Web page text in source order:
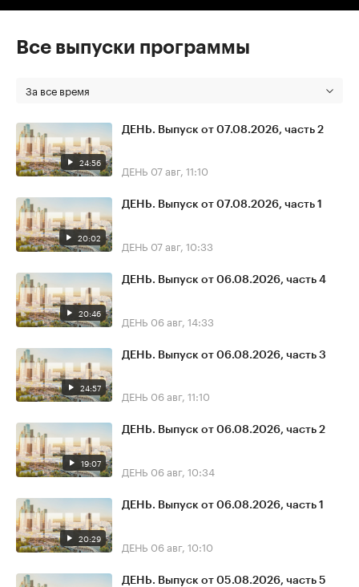
Все выпуски программы
За все время
24:56
ДЕНЬ. Выпуск от 07.08.2026, часть 2
ДЕНЬ 07 авг, 11:10
20:02
ДЕНЬ. Выпуск от 07.08.2026, часть 1
ДЕНЬ 07 авг, 10:33
20:46
ДЕНЬ. Выпуск от 06.08.2026, часть 4
ДЕНЬ 06 авг, 14:33
24:57
ДЕНЬ. Выпуск от 06.08.2026, часть 3
ДЕНЬ 06 авг, 11:10
19:07
ДЕНЬ. Выпуск от 06.08.2026, часть 2
ДЕНЬ 06 авг, 10:34
20:29
ДЕНЬ. Выпуск от 06.08.2026, часть 1
ДЕНЬ 06 авг, 10:10
ДЕНЬ. Выпуск от 05.08.2026, часть 5